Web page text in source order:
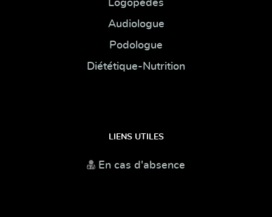
Logopèdes
Audiologue
Podologue
Diététique-Nutrition
LIENS UTILES
En cas d'absence